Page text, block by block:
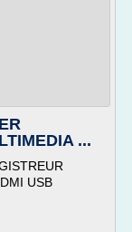
...
USB